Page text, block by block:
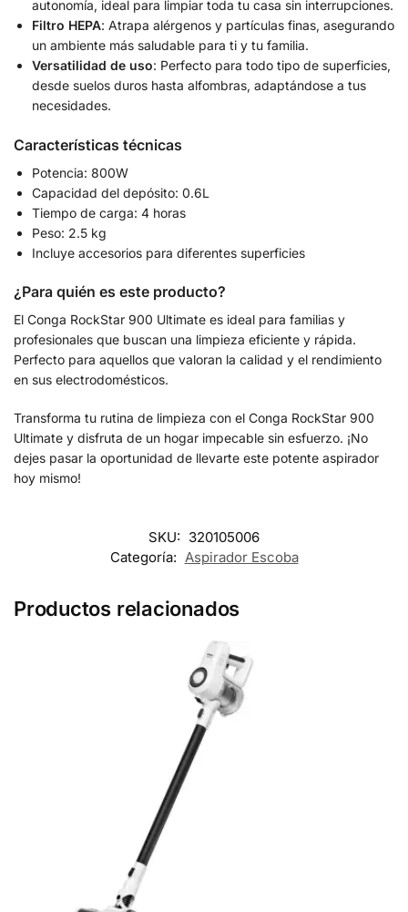
autonomía, ideal para limpiar toda tu casa sin interrupciones.
Filtro HEPA: Atrapa alérgenos y partículas finas, asegurando
un ambiente más saludable para ti y tu familia.
Versatilidad de uso: Perfecto para todo tipo de superficies,
desde suelos duros hasta alfombras, adaptándose a tus
necesidades.
Características técnicas
Potencia: 800W
Capacidad del depósito: 0.6L
Tiempo de carga: 4 horas
Peso: 2.5 kg
Incluye accesorios para diferentes superficies
¿Para quién es este producto?
El Conga RockStar 900 Ultimate es ideal para familias y
profesionales que buscan una limpieza eficiente y rápida.
Perfecto para aquellos que valoran la calidad y el rendimiento
en sus electrodomésticos.
Transforma tu rutina de limpieza con el Conga RockStar 900
Ultimate y disfruta de un hogar impecable sin esfuerzo. ¡No
dejes pasar la oportunidad de llevarte este potente aspirador
hoy mismo!
SKU: 320105006
Categoría: Aspirador Escoba
Productos relacionados